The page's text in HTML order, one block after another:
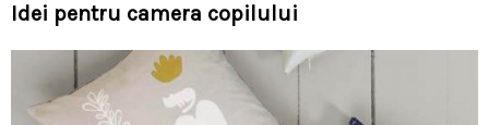
Idei pentru camera copilului